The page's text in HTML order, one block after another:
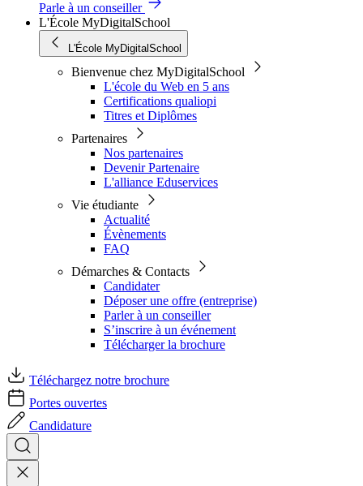
Parle à un conseiller
L'École MyDigitalSchool
L'École MyDigitalSchool
Bienvenue chez MyDigitalSchool
L'école du Web en 5 ans
Certifications qualiopi
Titres et Diplômes
Partenaires
Nos partenaires
Devenir Partenaire
L'alliance Eduservices
Vie étudiante
Actualité
Évènements
FAQ
Démarches & Contacts
Candidater
Déposer une offre (entreprise)
Parler à un conseiller
S’inscrire à un événement
Télécharger la brochure
Téléchargez notre brochure
Portes ouvertes
Candidature